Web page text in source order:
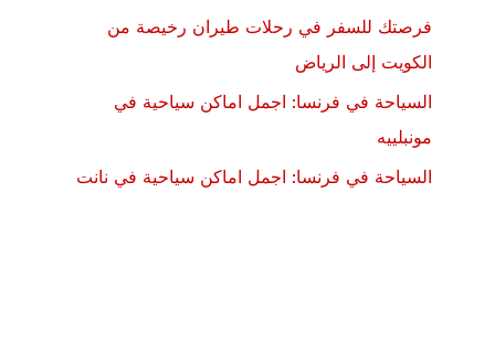
فرصتك للسفر في رحلات طيران رخيصة من
الكويت إلى الرياض
السياحة في فرنسا: اجمل اماكن سياحية في
مونبلييه
السياحة في فرنسا: اجمل اماكن سياحية في نانت